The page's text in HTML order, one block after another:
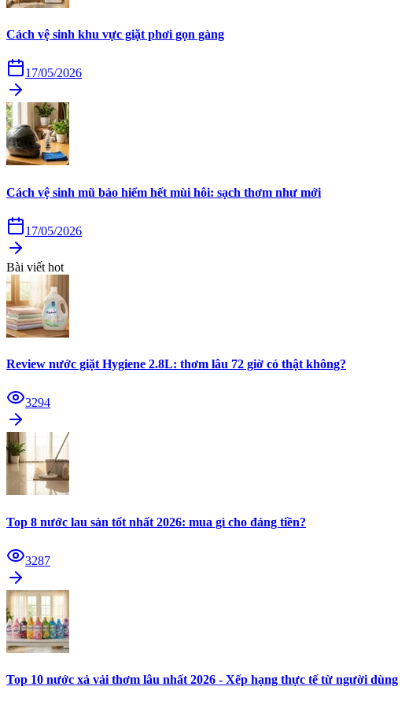
Cách vệ sinh khu vực giặt phơi gọn gàng
17/05/2026
Cách vệ sinh mũ bảo hiểm hết mùi hôi: sạch thơm như mới
17/05/2026
Bài viết hot
Review nước giặt Hygiene 2.8L: thơm lâu 72 giờ có thật không?
3294
Top 8 nước lau sàn tốt nhất 2026: mua gì cho đáng tiền?
3287
Top 10 nước xả vải thơm lâu nhất 2026 - Xếp hạng thực tế từ người dùng